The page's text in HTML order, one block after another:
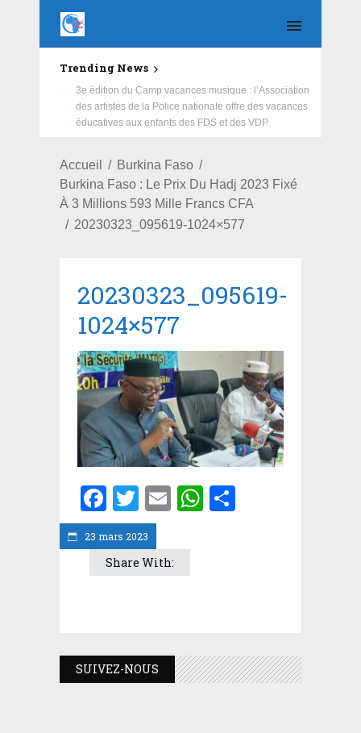
Trending News
Education : la fédération de la Russie rénove les
écoles primaire et collège du Camp Général
Aboubacar Sangoulé Lamizana
Accueil
Burkina Faso
Burkina Faso : Le Prix Du Hadj 2023 Fixé
À 3 Millions 593 Mille Francs CFA
20230323_095619-1024×577
23 mars 2023
20230323_095619-
1024×577
Facebook
Twitter
EmailWhatsApp
Share With:
SUIVEZ-NOUS